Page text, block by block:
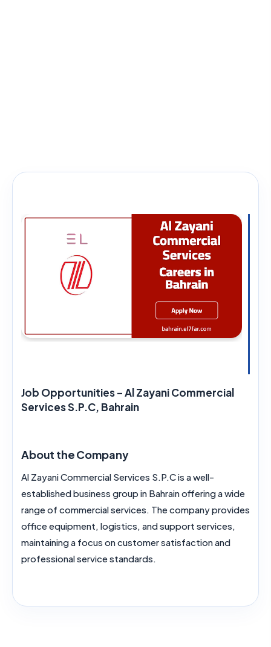
Job Opportunities – Al Zayani Commercial
Services S.P.C, Bahrain
About the Company
Al Zayani Commercial Services S.P.C is a well-
established business group in Bahrain offering a wide
range of commercial services. The company provides
office equipment, logistics, and support services,
maintaining a focus on customer satisfaction and
professional service standards.